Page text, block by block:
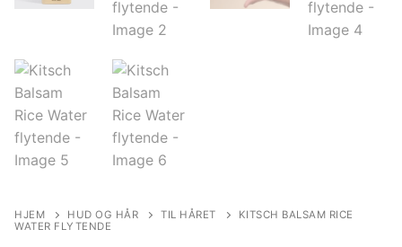
HJEM HUD OG HÅR TIL HÅRET
KITSCH BALSAM RICE
WATER FLYTENDE